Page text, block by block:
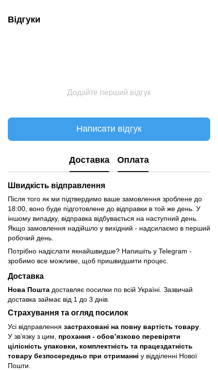
Відгуки
Додайте перший відгук
Написати відгук
Доставка Оплата
Швидкість відправлення
Після того як ми підтвердимо ваше замовлення зроблене до
18:00, воно буде підготовлене до відправки в той же день. У
іншому випадку, відправка відбувається на наступний день.
Якщо замовлення надійшло у вихідний - надсилаємо в перший
робочий день.
Потрібно надіслати якнайшвидше? Напишіть у Telegram -
зробимо все можливе, щоб пришвидшити процес.
Доставка
Нова Пошта доставляє посилки по всій Україні. Зазвичай
доставка займає від 1 до 3 днів.
Страхування та огляд посилок
Усі відправлення застраховані на повну вартість товару
У зв’язку з цим, прохання - обовʼязково перевіряти
цілісність упаковки, комплектність та працездатність
товару безпосередньо при отриманні у відділенні Нової
Пошти.